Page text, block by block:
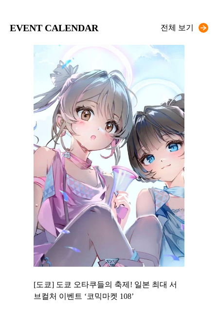
EVENT CALENDAR 전체 보기
[도쿄] 도쿄 오타쿠들의 축제! 일본 최대 서
브컬처 이벤트 ‘코믹마켓 108’